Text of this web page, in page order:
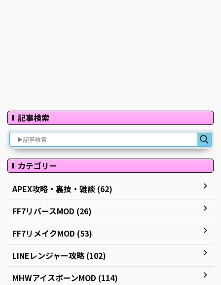
記事検索
カテゴリー
APEX攻略・裏技・雑談 (62)
FF7リバースMOD (26)
FF7リメイクMOD (53)
LINEレンジャー攻略 (102)
MHWアイスボーンMOD (114)